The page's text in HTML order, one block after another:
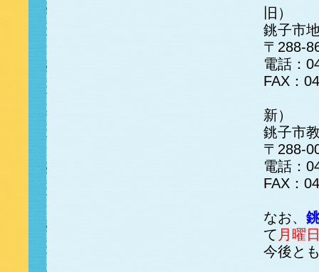
旧）
銚子市
〒288-
電話：
FAX：
新）
銚子市
〒288-
電話：
FAX：
なお、
て 月曜
今後と